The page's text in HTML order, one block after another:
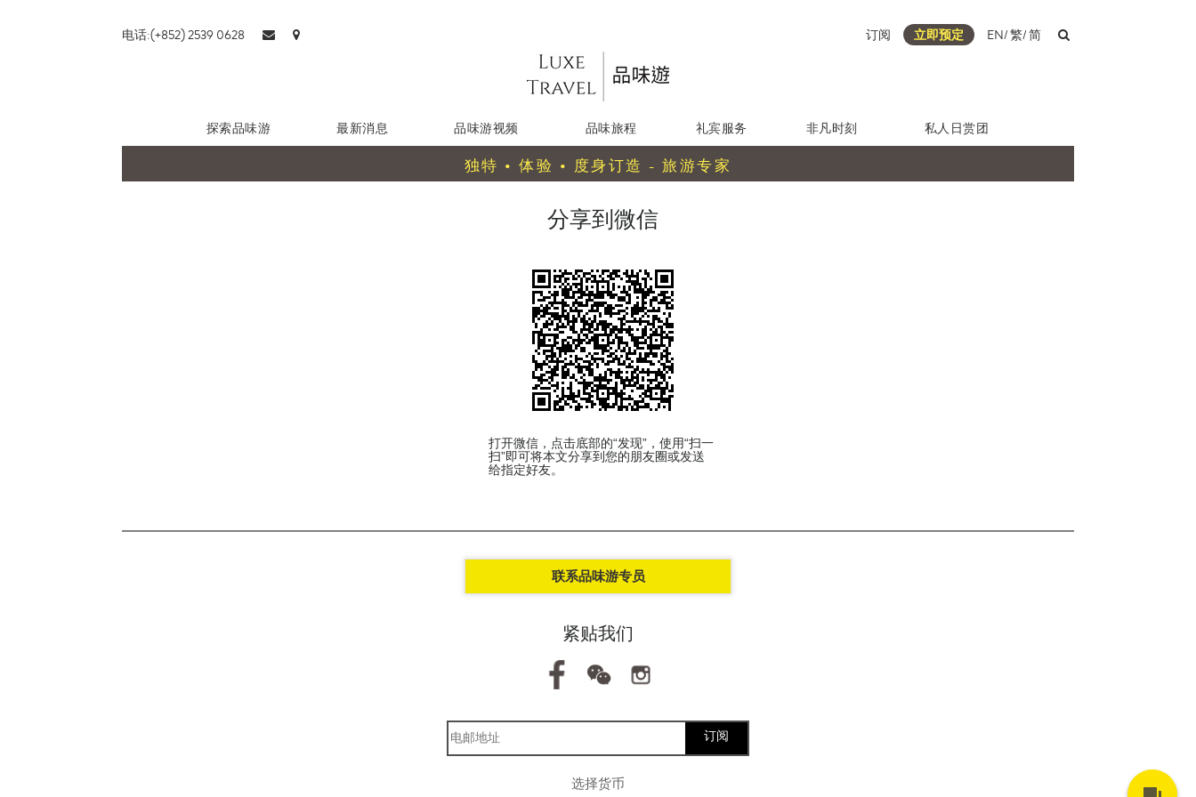
电话:(+852) 2539 0628 订阅 立即预定 EN/繁/简
探索品味游 最新消息 品味游视频 品味旅程 礼宾服务 非凡时刻 私人日赏团
独特 • 体验 • 度身订造 - 旅游专家
分享到微信
打开微信，点击底部的“发现”，使用“扫一
扫”即可将本文分享到您的朋友圈或发送
给指定好友。
联系品味游专员
紧贴我们
订阅
选择货币